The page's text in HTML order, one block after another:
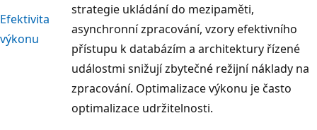
Efektivita
výkonu
strategie ukládání do mezipaměti,
asynchronní zpracování, vzory efektivního
přístupu k databázím a architektury řízené
událostmi snižují zbytečné režijní náklady na
zpracování. Optimalizace výkonu je často
optimalizace udržitelnosti.